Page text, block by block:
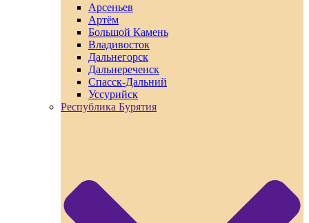
Арсеньев
Артём
Большой Камень
Владивосток
Дальнегорск
Дальнереченск
Спасск-Дальний
Уссурийск
Республика Бурятия